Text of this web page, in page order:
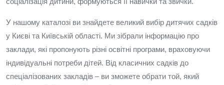
У нашому каталозі ви знайдете великий вибір дитячих садків
у Києві та Київській області. Ми зібрали інформацію про
заклади, які пропонують різні освітні програми, враховуючи
індивідуальні потреби дітей. Від класичних садків до
спеціалізованих закладів – ви зможете обрати той, який